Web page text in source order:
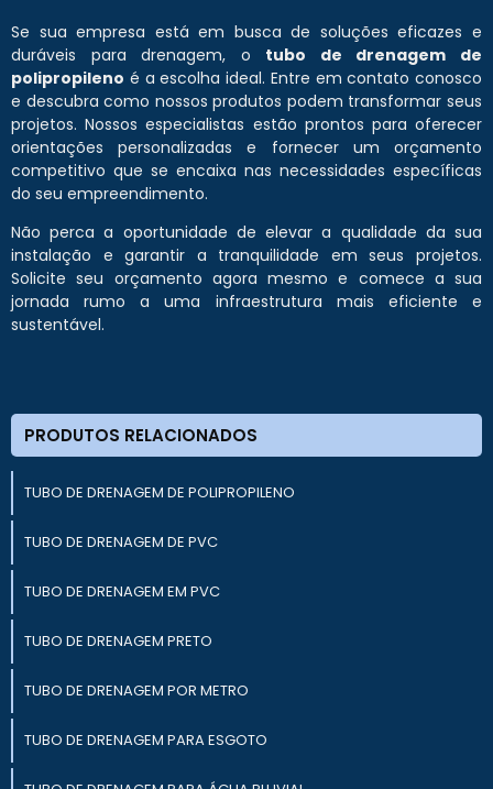
Se sua empresa está em busca de soluções eficazes e
duráveis para drenagem, o tubo de drenagem de
polipropileno é a escolha ideal. Entre em contato conosco
e descubra como nossos produtos podem transformar seus
projetos. Nossos especialistas estão prontos para oferecer
orientações personalizadas e fornecer um orçamento
competitivo que se encaixa nas necessidades específicas
do seu empreendimento.
Não perca a oportunidade de elevar a qualidade da sua
instalação e garantir a tranquilidade em seus projetos.
Solicite seu orçamento agora mesmo e comece a sua
jornada rumo a uma infraestrutura mais eficiente e
sustentável.
PRODUTOS RELACIONADOS
TUBO DE DRENAGEM DE POLIPROPILENO
TUBO DE DRENAGEM DE PVC
TUBO DE DRENAGEM EM PVC
TUBO DE DRENAGEM PRETO
TUBO DE DRENAGEM POR METRO
TUBO DE DRENAGEM PARA ESGOTO